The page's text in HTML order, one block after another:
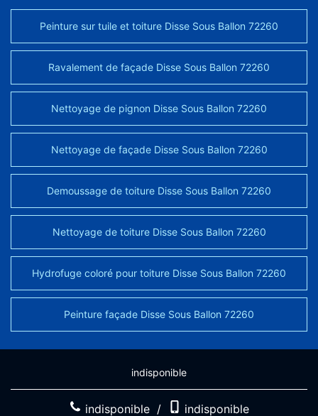
Peinture sur tuile et toiture Disse Sous Ballon 72260
Ravalement de façade Disse Sous Ballon 72260
Nettoyage de pignon Disse Sous Ballon 72260
Nettoyage de façade Disse Sous Ballon 72260
Demoussage de toiture Disse Sous Ballon 72260
Nettoyage de toiture Disse Sous Ballon 72260
Hydrofuge coloré pour toiture Disse Sous Ballon 72260
Peinture façade Disse Sous Ballon 72260
indisponible
indisponible / indisponible